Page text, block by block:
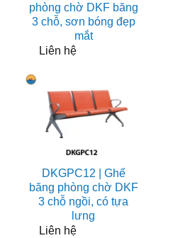
phòng chờ DKF băng
3 chỗ, sơn bóng đẹp
mắt
Liên hệ
DKGPC12 | Ghế
băng phòng chờ DKF
3 chỗ ngồi, có tựa
lưng
Liên hệ